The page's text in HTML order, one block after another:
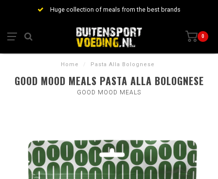
Huge collection of meals from the best brands
0
Home / Pasta Alla Bolognese
GOOD MOOD MEALS PASTA ALLA BOLOGNESE
GOOD MOOD MEALS